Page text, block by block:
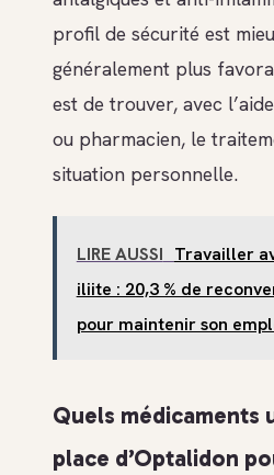
profil de sécurité est
généralement plus
est de trouver, avec
ou pharmacien, le
situation personnelle.
LIRE AUSSI Travailler
iliite : 20,3 % de
pour maintenir son
Quels médicaments
place d’Optalidon